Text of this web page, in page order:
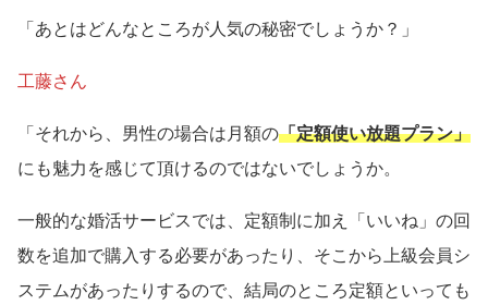
「あとはどんなところが人気の秘密でしょうか？」
工藤さん
「それから、男性の場合は月額の「定額使い放題プラン」
にも魅力を感じて頂けるのではないでしょうか。
一般的な婚活サービスでは、定額制に加え「いいね」の回
数を追加で購入する必要があったり、そこから上級会員シ
ステムがあったりするので、結局のところ定額といっても